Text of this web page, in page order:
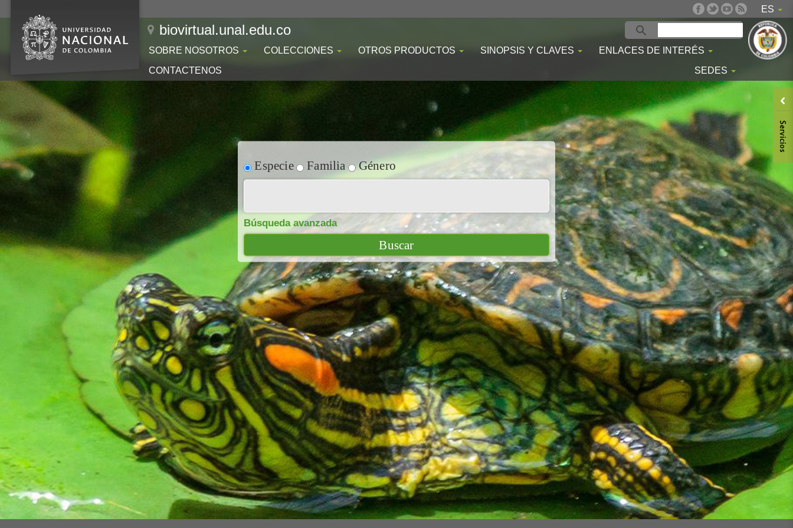
ES
biovirtual.unal.edu.co
SOBRE NOSOTROS COLECCIONES OTROS PRODUCTOS SINOPSIS Y CLAVES
ENLACES DE INTERÉS
CONTACTENOS
SEDES
Especie Familia Género
Búsqueda avanzada